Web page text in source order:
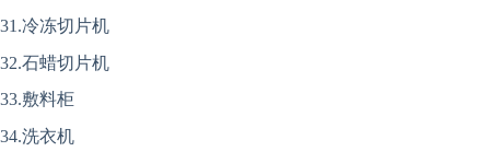
31.冷冻切片机
32.石蜡切片机
33.敷料柜
34.洗衣机